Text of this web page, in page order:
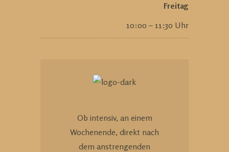
Freitag
10:00 – 11:30 Uhr
Ob intensiv, an einem
Wochenende, direkt nach
dem anstrengenden